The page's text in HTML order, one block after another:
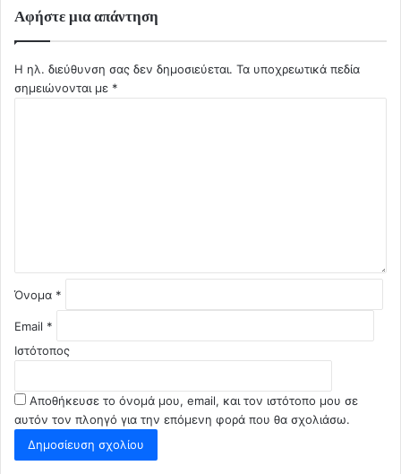
Αφήστε μια απάντηση
Η ηλ. διεύθυνση σας δεν δημοσιεύεται. Τα υποχρεωτικά πεδία
σημειώνονται με *
Όνομα *
Email *
Ιστότοπος
Αποθήκευσε το όνομά μου, email, και τον ιστότοπο μου σε
αυτόν τον πλοηγό για την επόμενη φορά που θα σχολιάσω.